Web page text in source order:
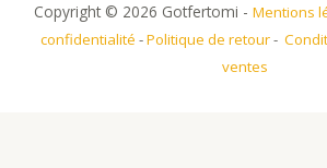
Copyright © 2026 Gotfertomi - Mentions
confidentialité -Politique de retour-
ventes